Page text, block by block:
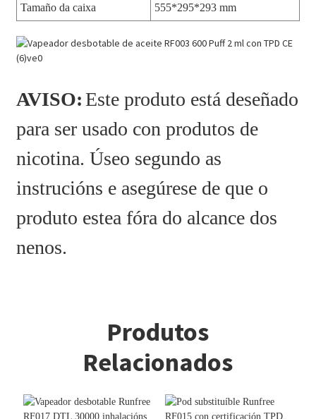
Tamaño da caixa 555*295*293 mm
AVISO:Este produto está deseñado
para ser usado con produtos de
nicotina. Úseo segundo as
instrucións e asegúrese de que o
produto estea fóra do alcance dos
nenos.
Produtos
Relacionados